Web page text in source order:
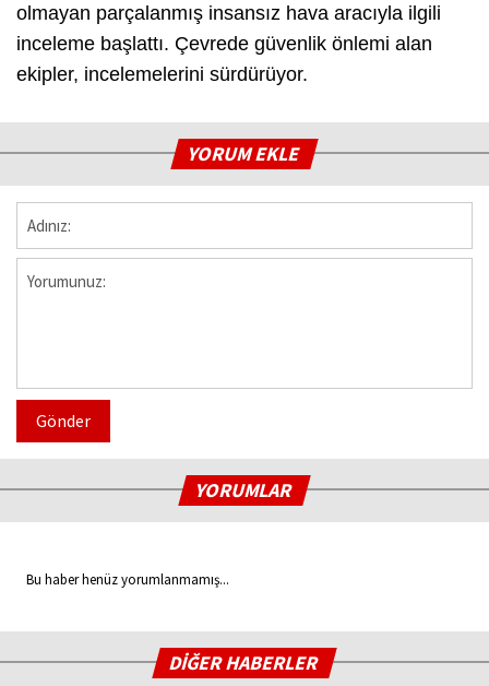
olmayan parçalanmış insansız hava aracıyla ilgili
inceleme başlattı. Çevrede güvenlik önlemi alan
ekipler, incelemelerini sürdürüyor.
YORUM EKLE
Gönder
YORUMLAR
Bu haber henüz yorumlanmamış...
DİĞER HABERLER